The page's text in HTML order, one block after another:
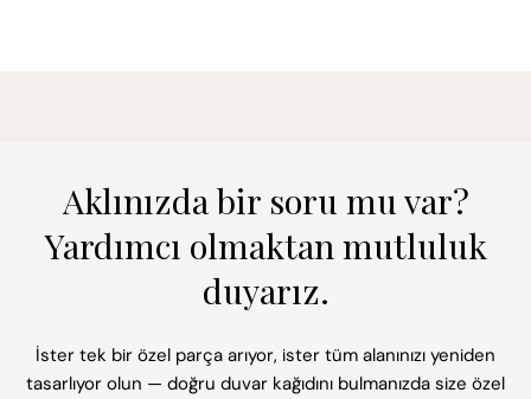
Aklınızda bir soru mu var?
Yardımcı olmaktan mutluluk
duyarız.
İster tek bir özel parça arıyor, ister tüm alanınızı yeniden
tasarlıyor olun — doğru duvar kağıdını bulmanızda size özel